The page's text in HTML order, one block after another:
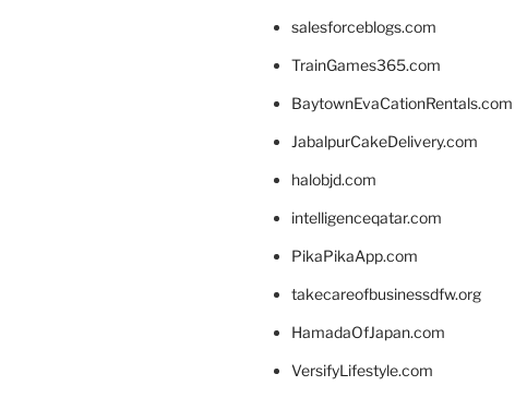
salesforceblogs.com
TrainGames365.com
BaytownEvaCationRentals.com
JabalpurCakeDelivery.com
halobjd.com
intelligenceqatar.com
PikaPikaApp.com
takecareofbusinessdfw.org
HamadaOfJapan.com
VersifyLifestyle.com